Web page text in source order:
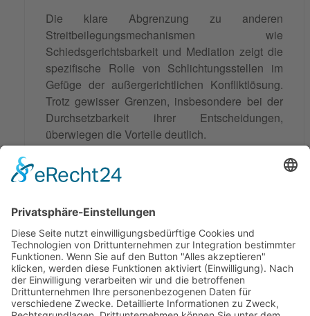
Die klare Abgrenzung zu anderen
Streitbeilegungsmechanismen wie
Schiedsgerichtsbarkeit und Mediation zeigt die
spezifische Rolle von Schlichtungsstellen im
Gefüge der außergerichtlichen Konfliktlösung.
Trotz gewisser Grenzen, insbesondere bei der
Durchsetzbarkeit ihrer Entscheidungen,
überwiegen die Vorteile deutlich.
europäische Harmonisierung werden die
stärken. Sie bleiben ein wichtiges Instrument für
eine friedliche, konstruktive und effiziente
Beilegung von Streitigkeiten in einer
zunehmend komplexen Gesellschaft.